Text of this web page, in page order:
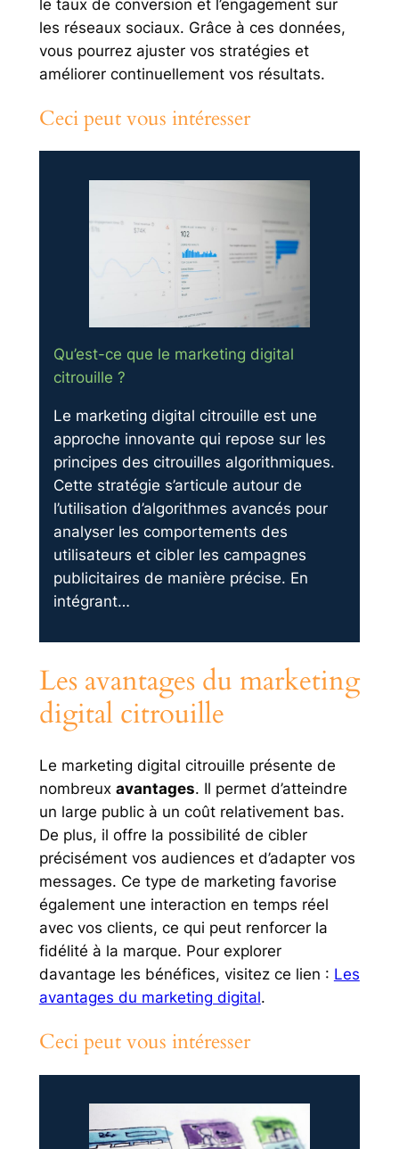
le taux de conversion et l’engagement sur
les réseaux sociaux. Grâce à ces données,
vous pourrez ajuster vos stratégies et
améliorer continuellement vos résultats.
Ceci peut vous intéresser
Qu’est-ce que le marketing digital
citrouille ?
Le marketing digital citrouille est une
approche innovante qui repose sur les
principes des citrouilles algorithmiques.
Cette stratégie s’articule autour de
l’utilisation d’algorithmes avancés pour
analyser les comportements des
utilisateurs et cibler les campagnes
publicitaires de manière précise. En
intégrant…
Les avantages du marketing
digital citrouille
Le marketing digital citrouille présente de
nombreux avantages. Il permet d’atteindre
un large public à un coût relativement bas.
De plus, il offre la possibilité de cibler
précisément vos audiences et d’adapter vos
messages. Ce type de marketing favorise
également une interaction en temps réel
avec vos clients, ce qui peut renforcer la
fidélité à la marque. Pour explorer
davantage les bénéfices, visitez ce lien : Les
avantages du marketing digital.
Ceci peut vous intéresser